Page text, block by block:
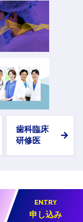
歯科臨床
研修医
ENTRY
申し込み